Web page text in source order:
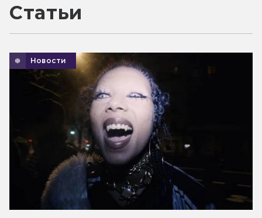
Статьи
Новости